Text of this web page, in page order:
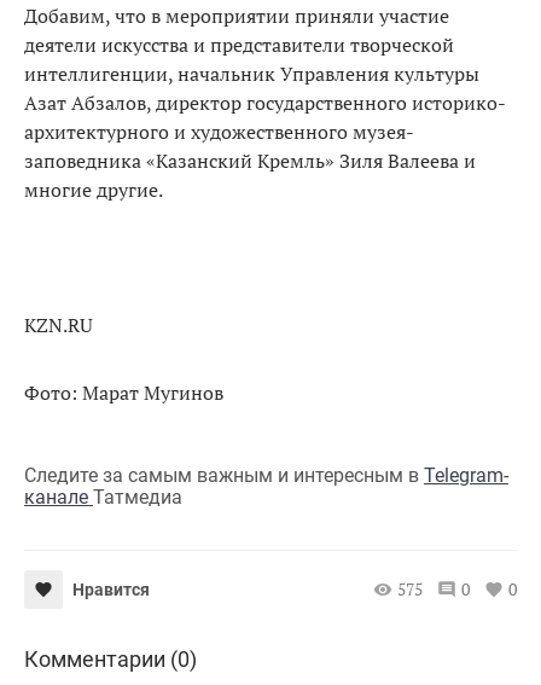
Добавим, что в мероприятии приняли участие
деятели искусства и представители творческой
интеллигенции, начальник Управления культуры
Азат Абзалов, директор государственного историко-
архитектурного и художественного музея-
заповедника «Казанский Кремль» Зиля Валеева и
многие другие.
KZN.RU
Фото: Марат Мугинов
Следите за самым важным и интересным в Telegram-
канале Татмедиа
Нравится 575 0 0
Комментарии (0)